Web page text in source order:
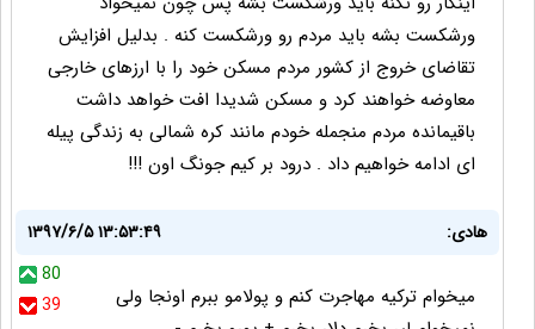
ورشکست بشه باید مردم رو ورشکست کنه . بدلیل افزایش
تقاضای خروج از کشور مردم مسکن خود را با ارزهای خارجی
معاوضه خواهند کرد و مسکن شدیدا افت خواهد داشت
باقیمانده مردم منجمله خودم مانند کره شمالی به زندگی پیله
ای ادامه خواهیم داد . درود بر کیم جونگ اون !!!
هادی:
۱۳۹۷/۶/۵ ۱۳:۵۳:۴۹
80
39
میخوام ترکیه مهاجرت کنم و پولامو ببرم اونجا ولی